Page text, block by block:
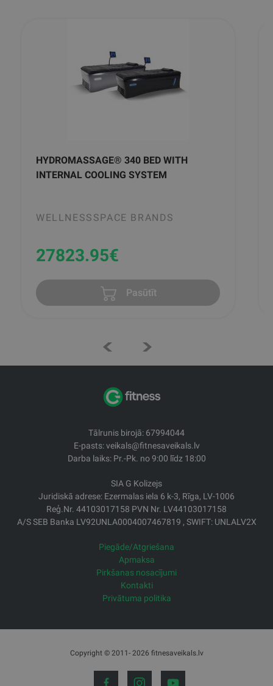
HYDROMASSAGE® 340 BED WITH
INTERNAL COOLING SYSTEM
WELLNESSSPACE BRANDS
27823.95€
Pasūtīt
Tālrunis birojā: 67994044
E-pasts: veikals@fitnesaveikals.lv
Darba laiks: Pr.-Pk. no 9:00 līdz 18:00
SIA G Kolizejs
Juridiskā adrese: Ezermalas iela 6 k-3, Rīga, LV-1006
Reģ.Nr. 44103017158 PVN Nr. LV44103017158
A/S SEB Banka LV92UNLA0004007467819 , SWIFT: UNLALV2X
Piegāde/Atgriešana
Apmaksa
Pirkšanas nosacījumi
Kontakti
Privātuma politika
Copyright © 2011- 2026 fitnesaveikals.lv